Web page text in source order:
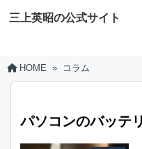
三上英昭の公式サイト
HOME » コラム
パソコンのバッテ